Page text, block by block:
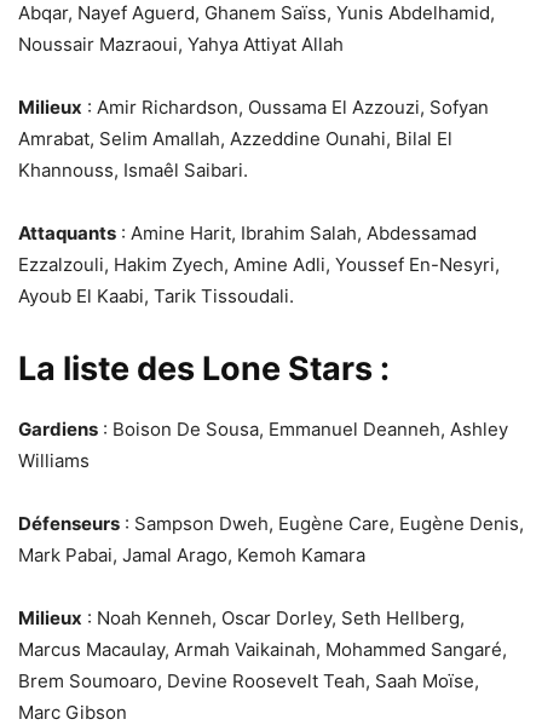
Abqar, Nayef Aguerd, Ghanem Saïss, Yunis Abdelhamid,
Noussair Mazraoui, Yahya Attiyat Allah
Milieux : Amir Richardson, Oussama El Azzouzi, Sofyan
Amrabat, Selim Amallah, Azzeddine Ounahi, Bilal El
Khannouss, Ismaêl Saibari.
Attaquants : Amine Harit, Ibrahim Salah, Abdessamad
Ezzalzouli, Hakim Zyech, Amine Adli, Youssef En-Nesyri,
Ayoub El Kaabi, Tarik Tissoudali.
La liste des Lone Stars :
Gardiens : Boison De Sousa, Emmanuel Deanneh, Ashley
Williams
Défenseurs : Sampson Dweh, Eugène Care, Eugène Denis,
Mark Pabai, Jamal Arago, Kemoh Kamara
Milieux : Noah Kenneh, Oscar Dorley, Seth Hellberg,
Marcus Macaulay, Armah Vaikainah, Mohammed Sangaré,
Brem Soumoaro, Devine Roosevelt Teah, Saah Moïse,
Marc Gibson